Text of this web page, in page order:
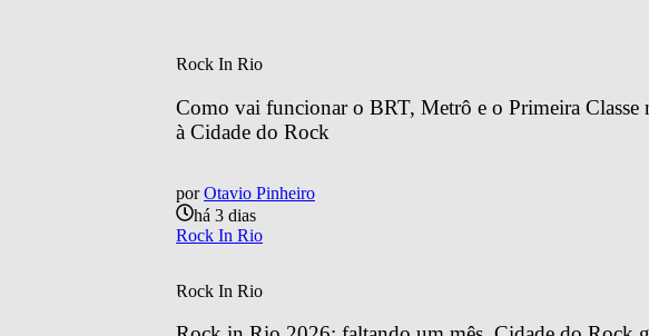
Rock In Rio
Como vai funcionar o BRT, Metrô e o Primeira
à Cidade do Rock
por Otavio Pinheiro
há 3 dias
Rock In Rio
Rock In Rio